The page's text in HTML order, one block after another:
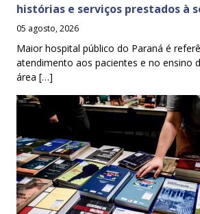
histórias e serviços prestados à
05 agosto, 2026
Maior hospital público do Paraná é
atendimento aos pacientes e no ensino
área […]